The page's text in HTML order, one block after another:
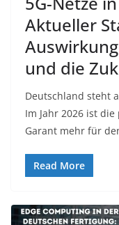
Aktueller
und die
Deutschland steht
Im Jahr 2026 ist
Garant mehr für
Read More